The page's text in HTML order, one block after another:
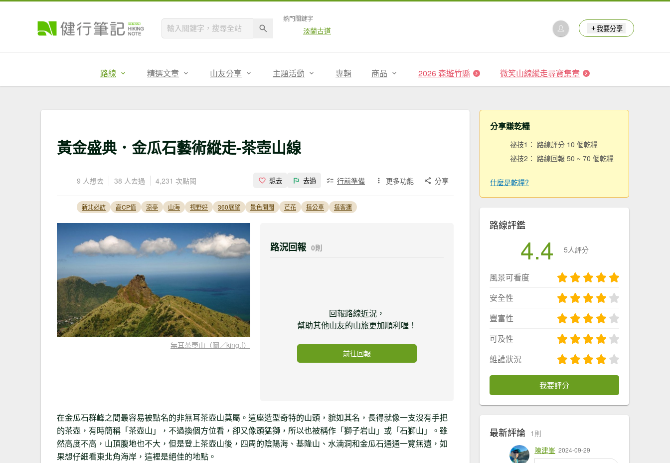
熱門關鍵字
淡蘭古道 我要分享
路線 精選文章 山友分享 主題活動 專輯 商品 2026 森遊竹縣 微笑山線縱走尋寶集章
黃金盛典．金瓜石藝術縱走-茶壺山線
9 人想去 38 人去過 4,231 次點閱 想去 去過 行前準備 更多功能 分享
新北必訪 高CP值 涼亭 山海 視野好 360展望 景色開闊 芒花 搭公車 搭客運
無耳茶壺山（圖／king.f）
路況回報 0則
回報路線近況，
幫助其他山友的山旅更加順利喔！
前往回報
在金瓜石群峰之間最容易被點名的非無耳茶壺山莫屬。這座造型奇特的山頭，貌如其名，長得就像一支沒有手把
的茶壺，有時簡稱「茶壺山」，不過換個方位看，卻又像頭猛獅，所以也被稱作「獅子岩山」或「石獅山」。雖
然高度不高，山頂腹地也不大，但是登上茶壺山後，四周的陰陽海、基隆山、水湳洞和金瓜石通通一覽無遺，如
果想仔細看東北角海岸，這裡是絕佳的地點。
分享賺乾糧
祕技1： 路線評分 10 個乾糧
祕技2： 路線回報 50 ~ 70 個乾糧
什麼是乾糧?
路線評鑑
4.4 5人評分
風景可看度
安全性
豐富性
可及性
維護狀況
我要評分
最新評論 1則
陳建峯 2024-09-29